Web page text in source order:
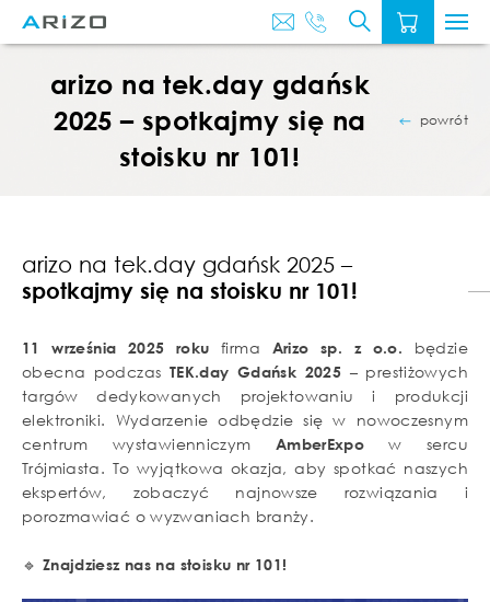
NAS
arizo na tek.day gdańsk
2025 – spotkajmy się na
stoisku nr 101!
powrót
arizo na tek.day gdańsk 2025 –
spotkajmy się na stoisku nr 101!
11 września 2025 roku firma Arizo sp. z o.o. będzie
obecna podczas TEK.day Gdańsk 2025 – prestiżowych
targów dedykowanych projektowaniu i produkcji
elektroniki. Wydarzenie odbędzie się w nowoczesnym
centrum wystawienniczym AmberExpo w sercu
Trójmiasta. To wyjątkowa okazja, aby spotkać naszych
ekspertów, zobaczyć najnowsze rozwiązania i
porozmawiać o wyzwaniach branży.
🔹 Znajdziesz nas na stoisku nr 101!